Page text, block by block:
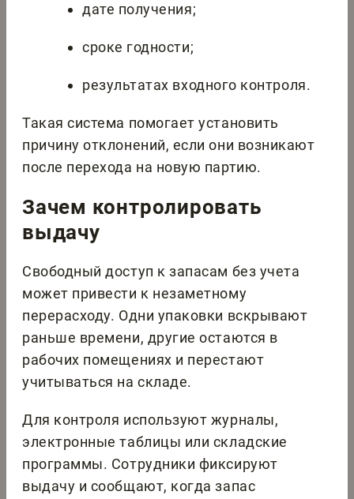
дате получения;
сроке годности;
результатах входного контроля.
Такая система помогает установить
причину отклонений, если они возникают
после перехода на новую партию.
Зачем контролировать
выдачу
Свободный доступ к запасам без учета
может привести к незаметному
перерасходу. Одни упаковки вскрывают
раньше времени, другие остаются в
рабочих помещениях и перестают
учитываться на складе.
Для контроля используют журналы,
электронные таблицы или складские
программы. Сотрудники фиксируют
выдачу и сообщают, когда запас